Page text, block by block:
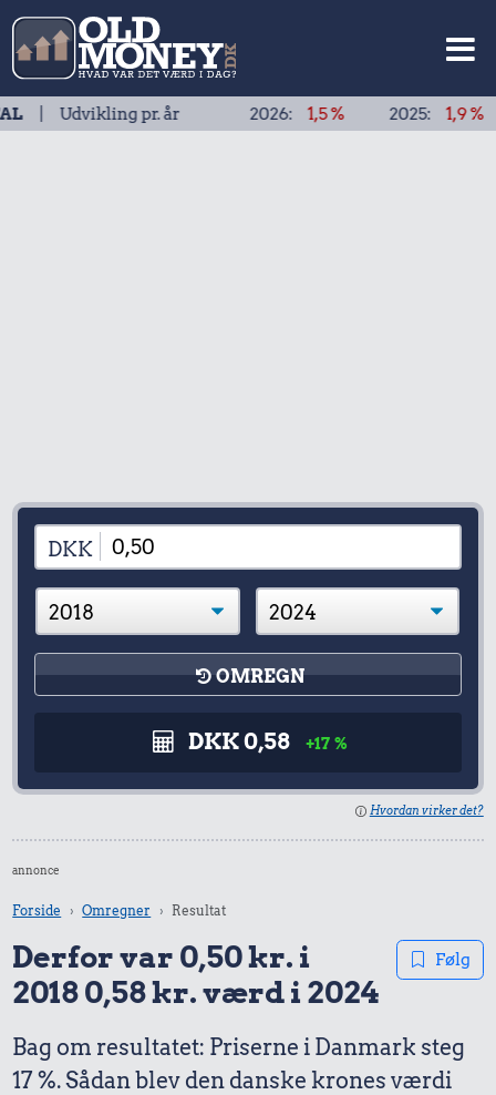
pr. år 1,5 % 2025: 1,9 %
DKK
OMREGN
DKK 0,58 +17 %
Hvordan virker det?
annonce
Forside Omregner Resultat
Derfor var 0,50 kr. i
2018 0,58 kr. værd i 2024
Følg
Bag om resultatet: Priserne i Danmark steg
17 %. Sådan blev den danske krones værdi